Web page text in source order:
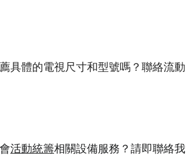
具體的電視尺寸和型號嗎？聯絡流動
活動統籌相關設備服務？請即聯絡我